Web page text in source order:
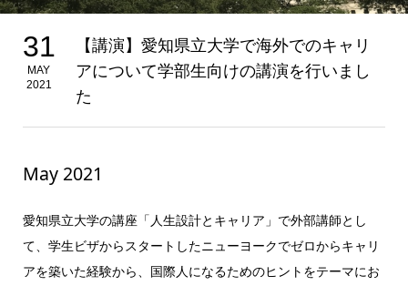
31
MAY
2021
【講演】愛知県立大学で海外でのキャリ
アについて学部生向けの講演を行いまし
た
May 2021
愛知県立大学の講座「人生設計とキャリア」で外部講師とし
て、学生ビザからスタートしたニューヨークでゼロからキャリ
アを築いた経験から、国際人になるためのヒントをテーマにお